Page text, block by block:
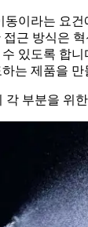
이라는 요
근 방식은
있도록 합
는 제품을
부분을 위